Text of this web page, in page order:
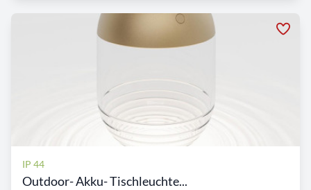
IP 44
Outdoor- Akku- Tischleuchte...